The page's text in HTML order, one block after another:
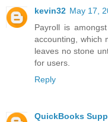
kevin32 May 17,
Payroll is
accounting, which
leaves no stone
for users.
Reply
QuickBooks